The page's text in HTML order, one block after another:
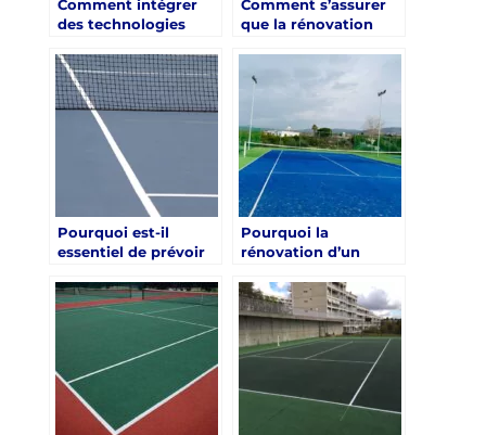
Comment intégrer
des technologies
rénovation d’un
court de tennis à
Paris ?
Comment s’assurer
que la rénovation
aux normes de
Pourquoi est-il
essentiel de prévoir
drainage efficace lors
de la rénovation d’un
court de tennis à
Pourquoi la
rénovation d’un
Paris devrait-elle
prioriser l’éclairage
économique et
efficace ?